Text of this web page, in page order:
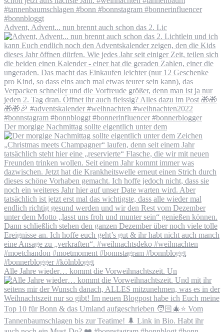
Advent, Advent... nun brennt auch schon das 2. Lic
Der morgige Nachmittag sollte eigentlich unter dem
Alle Jahre wieder… kommt die Vorweihnachtszeit. Un